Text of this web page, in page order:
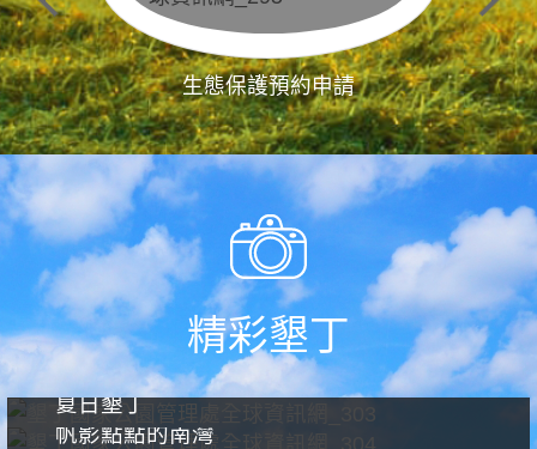
生態保護預約申請
精彩墾丁
夏日墾丁
帆影點點的南灣